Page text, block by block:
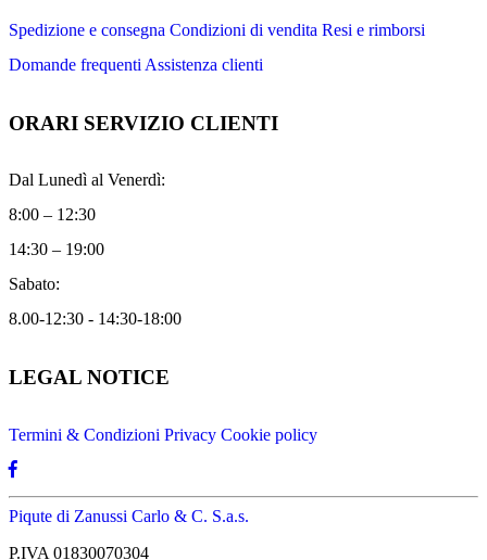
Spedizione e consegna Condizioni di vendita Resi e rimborsi
Domande frequenti Assistenza clienti
ORARI SERVIZIO CLIENTI
Dal Lunedì al Venerdì:
8:00 – 12:30
14:30 – 19:00
Sabato:
8.00-12:30 - 14:30-18:00
LEGAL NOTICE
Termini & Condizioni Privacy Cookie policy
Piqute di Zanussi Carlo & C. S.a.s.
P.IVA 01830070304